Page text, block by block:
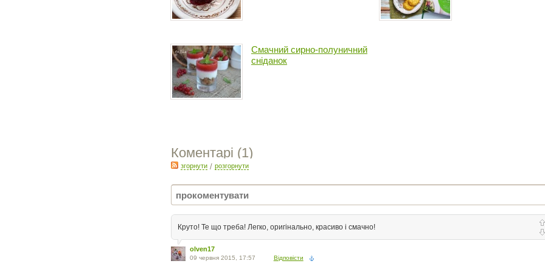
Смачний сирно-полуничний
сніданок
Коментарі (1)
згорнути/ розгорнути
Круто! Те що треба! Легко, оригінально, красиво і смачно!
olven17
09 червня 2015, 17:57 Відповісти